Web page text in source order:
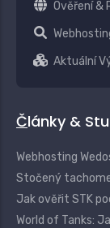
Ověření &
Aktuální
Články &
Webhosting
Stočený
Jak ověřit STK
World of Tanks: